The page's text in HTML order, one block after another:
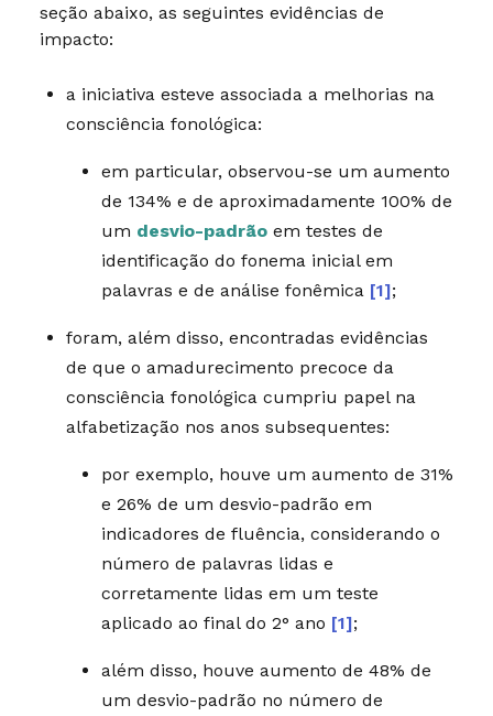
seção abaixo, as seguintes evidências de
impacto:
a iniciativa esteve associada a melhorias na
consciência fonológica:
em particular, observou-se um aumento
de 134% e de aproximadamente 100% de
um desvio-padrãoem testes de
identificação do fonema inicial em
palavras e de análise fonêmica [1];
foram, além disso, encontradas evidências
de que o amadurecimento precoce da
consciência fonológica cumpriu papel na
alfabetização nos anos subsequentes:
por exemplo, houve um aumento de 31%
e 26% de um desvio-padrão em
indicadores de fluência, considerando o
número de palavras lidas e
corretamente lidas em um teste
aplicado ao final do 2° ano [1];
além disso, houve aumento de 48% de
um desvio-padrão no número de